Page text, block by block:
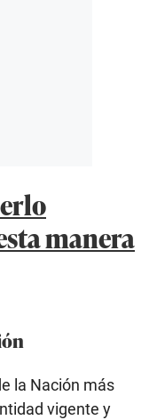
manera
la Nación más
vigente y